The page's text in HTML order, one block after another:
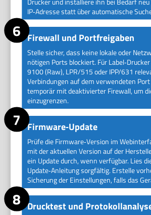
IP‑Adresse statt über automatische
Firewall und Portfreigaben
Stelle sicher, dass keine lokale oder
nötigen Ports blockiert. Für
9100 (Raw), LPR/515 oder IPP/631
Verbindungen auf dem verwendeten
temporär mit deaktivierter Firewall, um
einzugrenzen.
Firmware‑Update
Prüfe die Firmware‑Version im
mit der aktuellen Version auf der
ein Update durch, wenn verfügbar. Lies
Update‑Anleitung sorgfältig. Erstelle
Sicherung der Einstellungen, falls das
Drucktest und